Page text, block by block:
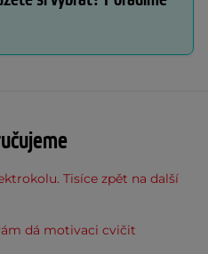
Tisíce zpět na další
dá motivaci cvičit